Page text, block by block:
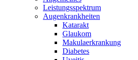
Leistungsspektrum
Augenkrankheiten
Katarakt
Glaukom
Makulaerkrankung
Diabetes